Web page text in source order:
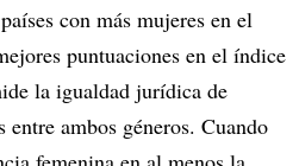
con más mujeres en el
puntuaciones en el índice
la igualdad jurídica de
entre ambos géneros. Cuando